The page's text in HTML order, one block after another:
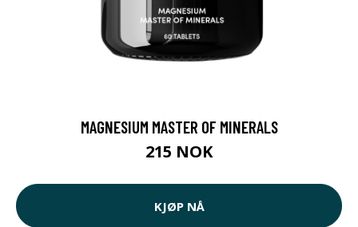
MAGNESIUM MASTER OF MINERALS
215 NOK
KJØP NÅ